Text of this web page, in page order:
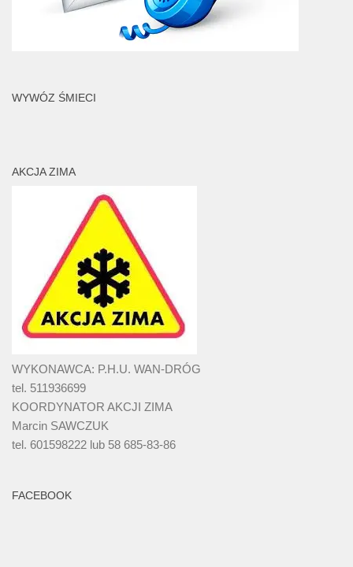
WYWÓZ ŚMIECI
AKCJA ZIMA
WYKONAWCA: P.H.U. WAN-DRÓG
tel. 511936699
KOORDYNATOR AKCJI ZIMA
Marcin SAWCZUK
tel. 601598222 lub 58 685-83-86
FACEBOOK